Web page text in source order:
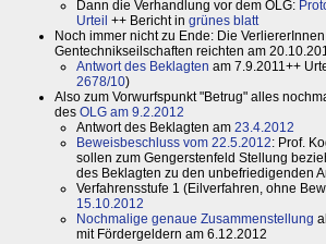
Dann die Verhandlung vor dem OLG:
Urteil ++ Bericht in grünes blatt
Noch immer nicht zu Ende: Die
Gentechnikseilschaften reichten am
Antwort des Beklagten am 7.9.2011++
2678/10)
Also zum Vorwurfspunkt "Betrug" alles
des OLG am 9.2.2012
Antwort des Beklagten am 23.4.2012
Beweisbeschluss vom 22.5.2012: Prof.
sollen zum Gengerstenfeld Stellung
des Beklagten zu den unbefriedigenden
Verfahrensstufe 1 (Eilverfahren, ohne
15.10.2012
Nochmalige genaue Zusammenstellung
mit Fördergeldern am 6.12.2012